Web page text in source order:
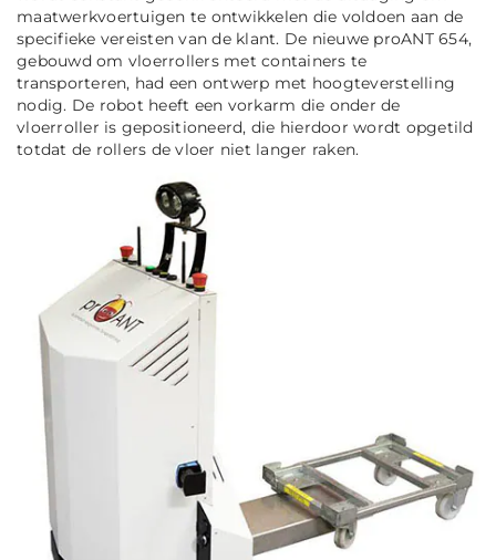
maatwerkvoertuigen te ontwikkelen die voldoen aan de
specifieke vereisten van de klant. De nieuwe proANT 654,
gebouwd om vloerrollers met containers te
transporteren, had een ontwerp met hoogteverstelling
nodig. De robot heeft een vorkarm die onder de
vloerroller is gepositioneerd, die hierdoor wordt opgetild
totdat de rollers de vloer niet langer raken.